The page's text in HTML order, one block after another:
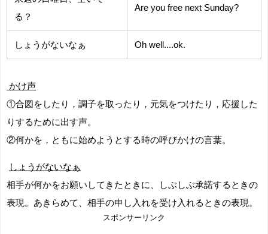
る？
Are you free next Sunday?
しょうがないなぁ Oh well....ok.
かけ声
①合図をしたり，調子を取ったり，元気をつけたり，応援した
りするために出す声。
②何かを，ともに始めようとする時の呼びかけの言葉。
し ょうがないなぁ
相手が何かをお願いしてきたときに、しぶしぶ承諾するときの
表現。あきらめて、相手の申し入れを受け入れるときの表現。
スポンサーリンク